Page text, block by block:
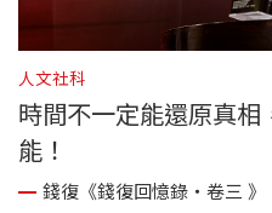
人文社科
時間不一定能還原真相
能！
錢復《錢復回憶錄・卷三 》